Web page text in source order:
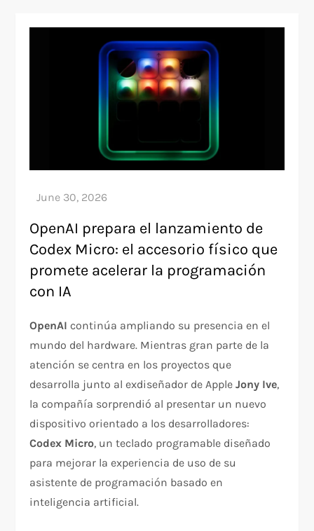
OpenAI prepara el lanzamiento de
Codex Micro: el accesorio físico que
promete acelerar la programación
con IA
OpenAI continúa ampliando su presencia en el
mundo del hardware. Mientras gran parte de la
atención se centra en los proyectos que
desarrolla junto al exdiseñador de AppleJony Ive,
la compañía sorprendió al presentar un nuevo
dispositivo orientado a los desarrolladores:
Codex Micro, un teclado programable diseñado
para mejorar la experiencia de uso de su
asistente de programación basado en
inteligencia artificial.